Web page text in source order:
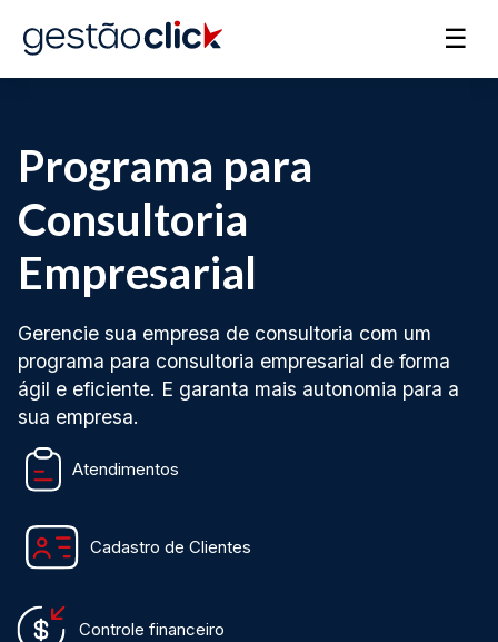
☰
Programa para
Consultoria
Empresarial
Gerencie sua empresa de consultoria com um
programa para consultoria empresarial de forma
ágil e eficiente. E garanta mais autonomia para a
sua empresa.
Controle financeiro
Cadastro de Clientes
Atendimentos